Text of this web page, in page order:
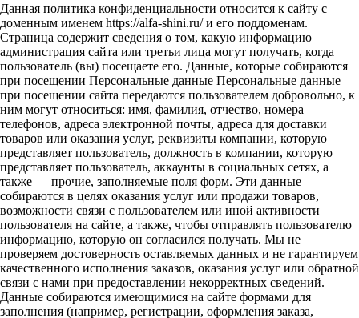
Данная политика конфиденциальности относится к сайту с
доменным именем https://alfa-shini.ru/ и его поддоменам.
Страница содержит сведения о том, какую информацию
администрация сайта или третьи лица могут получать, когда
пользователь (вы) посещаете его. Данные, которые собираются
при посещении Персональные данные Персональные данные
при посещении сайта передаются пользователем добровольно, к
ним могут относиться: имя, фамилия, отчество, номера
телефонов, адреса электронной почты, адреса для доставки
товаров или оказания услуг, реквизиты компании, которую
представляет пользователь, должность в компании, которую
представляет пользователь, аккаунты в социальных сетях, а
также — прочие, заполняемые поля форм. Эти данные
собираются в целях оказания услуг или продажи товаров,
возможности связи с пользователем или иной активности
пользователя на сайте, а также, чтобы отправлять пользователю
информацию, которую он согласился получать. Мы не
проверяем достоверность оставляемых данных и не гарантируем
качественного исполнения заказов, оказания услуг или обратной
связи с нами при предоставлении некорректных сведений.
Данные собираются имеющимися на сайте формами для
заполнения (например, регистрации, оформления заказа,